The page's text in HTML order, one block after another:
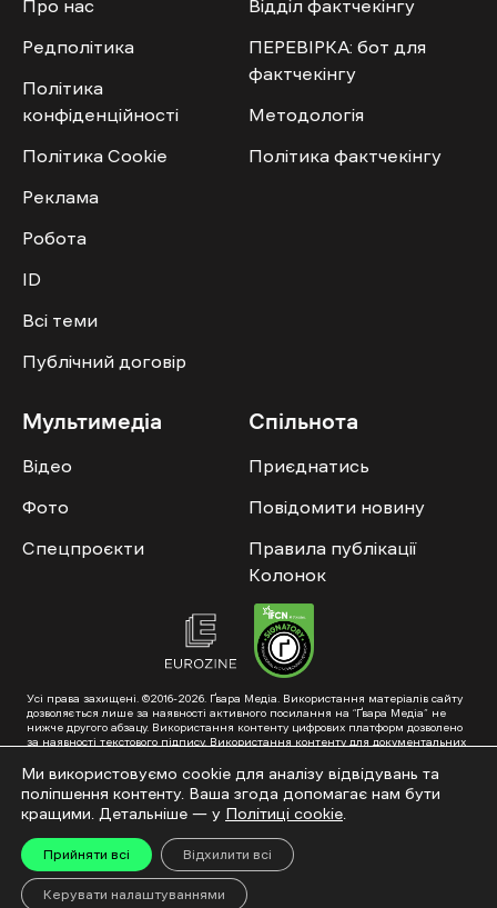
Про нас
Редполітика
Політика
конфіденційності
Політика Cookie
Реклама
Робота
ID
Всі теми
Публічний договір
Відділ фактчекінгу
ПЕРЕВІРКА: бот для
фактчекінгу
Методологія
Політика фактчекінгу
Мультимедіа
Відео
Фото
Спецпроєкти
Спільнота
Приєднатись
Повідомити новину
Правила публікації
Колонок
Усі права захищені. ©2016-2026. Ґвара Медіа. Використання матеріалів сайту
дозволяється лише за наявності активного посилання на “Ґвара Медіа” не
нижче другого абзацу. Використання контенту цифрових платформ дозволено
за наявності текстового підпису. Використання контенту для документальних
схвалення від редакції.
Суб’єкт у сфері онлайн-медіа; ідентифікатор медіа – R40-01353. Поштова
адреса: ГО «Ґвара Медіа», 61057, Харків, вул. Гоголя, 14, абонентська скринька
№7400
Підкинь нам тему на пошту – hello@gwaramedia.com
Модернізація сайту:
Ми використовуємо cookie для аналізу відвідувань та
поліпшення контенту. Ваша згода допомагає нам бути
кращими. Детальніше — у Політиці cookie
Прийняти всі Відхилити всі
Керувати налаштуваннями